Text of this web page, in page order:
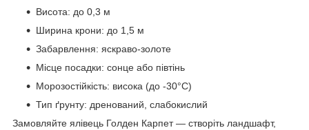
Висота: до 0,3 м
Ширина крони: до 1,5 м
Забарвлення: яскраво-золоте
Місце посадки: сонце або півтінь
Морозостійкість: висока (до -30°C)
Тип ґрунту: дренований, слабокислий
Замовляйте ялівець Голден Карпет — створіть ландшафт,